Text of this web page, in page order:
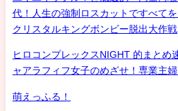
代！人生の強制ロスカットですべて
クリスタルキングボンビー脱出大作戦
ヒロコンプレックスNIGHT 的まとめ
ャアラフィフ女子のめざせ！専業主
萌えっふる！